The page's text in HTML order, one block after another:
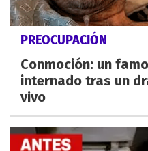
PREOCUPACIÓN
Conmoción: un
internado tras un
vivo